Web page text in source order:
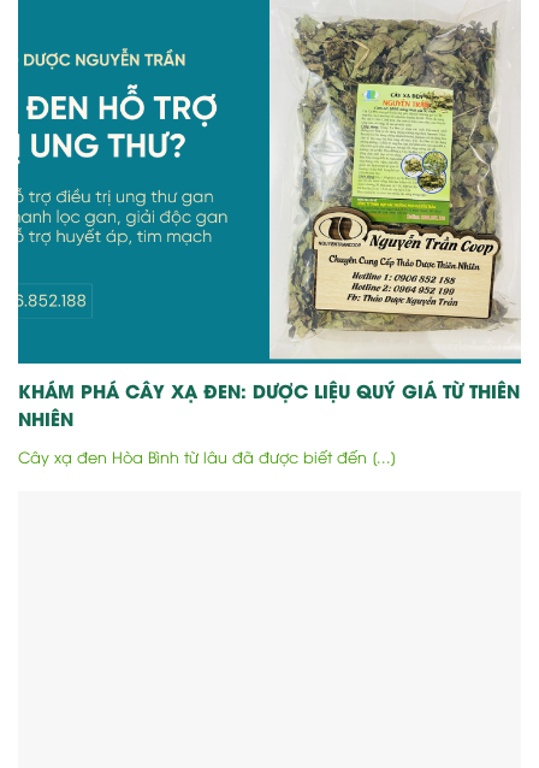
KHÁM PHÁ CÂY XẠ ĐEN: DƯỢC LIỆU QUÝ GIÁ TỪ THIÊN
NHIÊN
Cây xạ đen Hòa Bình từ lâu đã được biết đến [...]